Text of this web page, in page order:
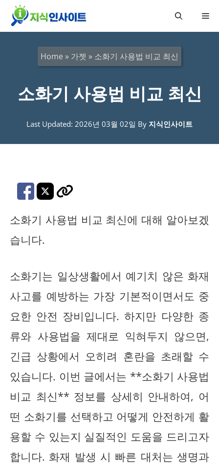
메
Home » 가젯 » 소화기 사용법 비교 최신
소화기 사용법 비교 최신
Last Updated: 2026년 03월 02일 By 지식인사이트
소화기 사용법 비교 최신에 대해 알아보겠
습니다.
소화기는 일상생활에서 예기치 않은 화재
사고를 예방하는 가장 기본적이면서도 중
요한 안전 장비입니다. 하지만 다양한 종
류와 사용법을 제대로 익혀두지 않으면,
긴급 상황에서 오히려 혼란을 초래할 수
있습니다. 이번 글에서는 **소화기 사용법
비교 최신** 정보를 상세히 안내하여, 어
떤 소화기를 선택하고 어떻게 안전하게 활
용할 수 있는지 실질적인 도움을 드리고자
합니다. 화재 발생 시 빠른 대처는 생명과